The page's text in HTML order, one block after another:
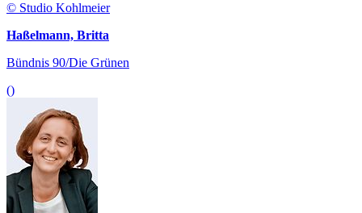
© Studio Kohlmeier
Haßelmann, Britta
Bündnis 90/Die Grünen
()